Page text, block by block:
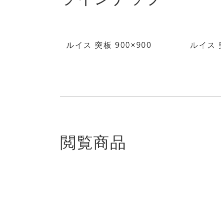
ルイス 突板 900×900 ルイス
閲覧商品